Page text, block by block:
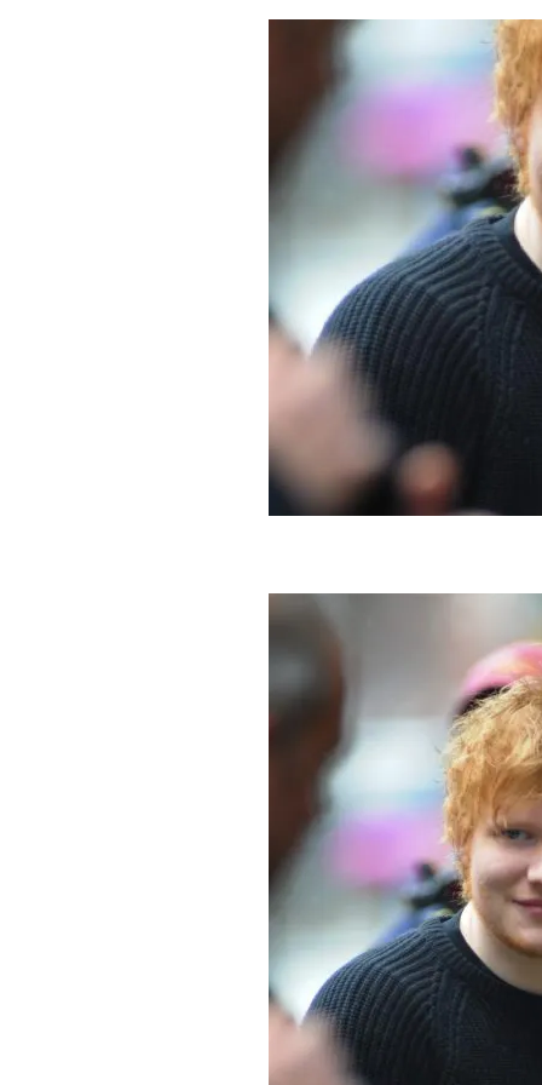
PLAYLIST
NEWS
FOTO
CONCORSI
EVENTI
VIDEO
TV
RMC
CONSIGLIA